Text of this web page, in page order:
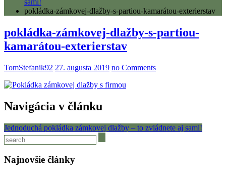
sami!
pokládka-zámkovej-dlažby-s-partiou-kamarátou-exterierstav
pokládka-zámkovej-dlažby-s-partiou-
kamarátou-exterierstav
TomStefanik92 27. augusta 2019 no Comments
Navigácia v článku
Jednoduchá pokládka zámkovej dlažby – to zvládnete aj sami!
Najnovšie články